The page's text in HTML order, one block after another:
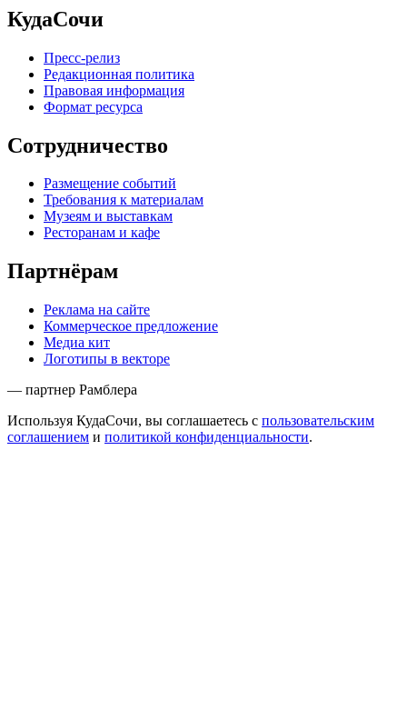
КудаСочи
Пресс-релиз
Редакционная политика
Правовая информация
Формат ресурса
Сотрудничество
Размещение событий
Требования к материалам
Музеям и выставкам
Ресторанам и кафе
Партнёрам
Реклама на сайте
Коммерческое предложение
Медиа кит
Логотипы в векторе
— партнер Рамблера
Используя КудаСочи, вы соглашаетесь с пользовательским
соглашением и политикой конфиденциальности.